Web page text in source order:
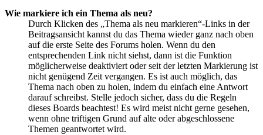
Wie markiere ich ein Thema als neu?
Durch Klicken des „Thema als neu markieren“-Links in der
Beitragsansicht kannst du das Thema wieder ganz nach oben
auf die erste Seite des Forums holen. Wenn du den
entsprechenden Link nicht siehst, dann ist die Funktion
möglicherweise deaktiviert oder seit der letzten Markierung ist
nicht genügend Zeit vergangen. Es ist auch möglich, das
Thema nach oben zu holen, indem du einfach eine Antwort
darauf schreibst. Stelle jedoch sicher, dass du die Regeln
dieses Boards beachtest! Es wird meist nicht gerne gesehen,
wenn ohne triftigen Grund auf alte oder abgeschlossene
Themen geantwortet wird.